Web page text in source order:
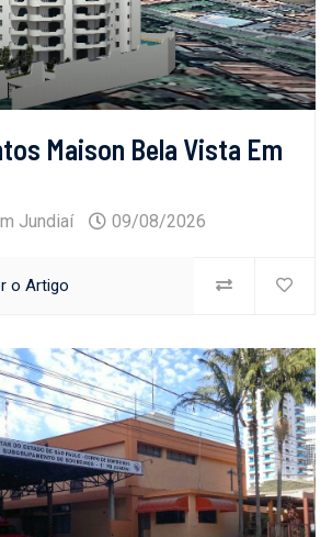
Maison Bela Vista Em
Jundiaí 09/08/2026
o Artigo